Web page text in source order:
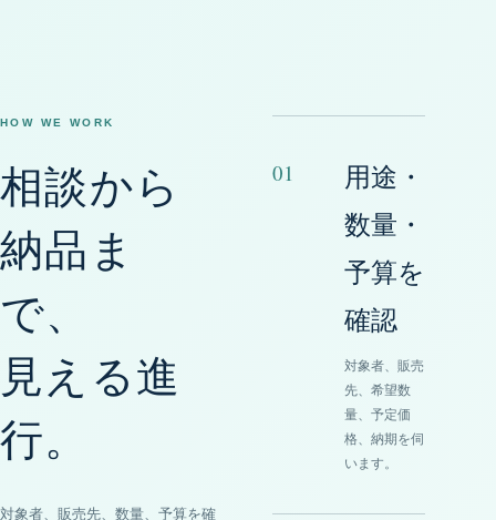
HOW WE WORK
相談から
納品ま
で、
見える進
行。
対象者、販売先、数量、予算を確
01
用途・
数量・
予算を
確認
対象者、販売
先、希望数
量、予定価
格、納期を伺
います。